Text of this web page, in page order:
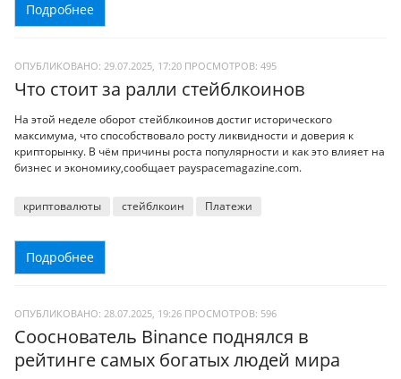
Подробнее
ОПУБЛИКОВАНО: 29.07.2025, 17:20 ПРОСМОТРОВ: 495
Что стоит за ралли стейблкоинов
На этой неделе оборот стейблкоинов достиг исторического
максимума, что способствовало росту ликвидности и доверия к
крипторынку. В чём причины роста популярности и как это влияет на
бизнес и экономику,сообщает payspacemagazine.com.
криптовалюты стейблкоин Платежи
Подробнее
ОПУБЛИКОВАНО: 28.07.2025, 19:26 ПРОСМОТРОВ: 596
Сооснователь Binance поднялся в
рейтинге самых богатых людей мира